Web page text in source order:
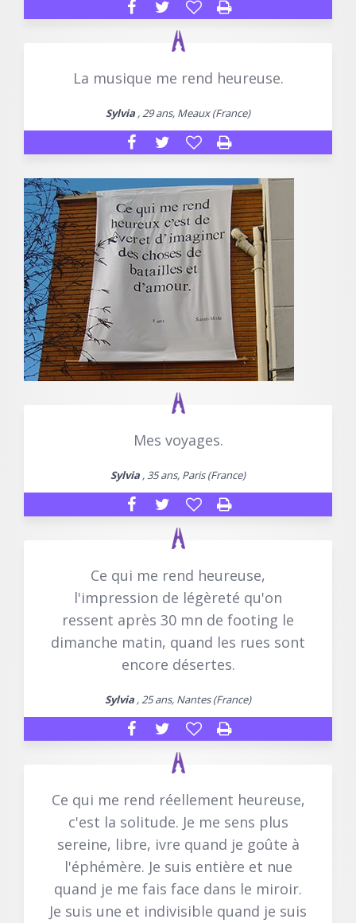
La musique me rend heureuse.
Sylvia , 29 ans, Meaux (France)
Mes voyages.
Sylvia , 35 ans, Paris (France)
Ce qui me rend heureuse,
l'impression de légèreté qu'on
ressent après 30 mn de footing le
dimanche matin, quand les rues sont
encore désertes.
Sylvia , 25 ans, Nantes (France)
Ce qui me rend réellement heureuse,
c'est la solitude. Je me sens plus
sereine, libre, ivre quand je goûte à
l'éphémère. Je suis entière et nue
quand je me fais face dans le miroir.
Je suis une et indivisible quand je suis